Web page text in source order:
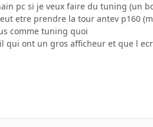
pc si je veux faire du tuning (un
etre prendre la tour antev p160
comme tuning quoi
qui ont un gros afficheur et que l